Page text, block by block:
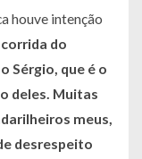
houve intenção
corrida do
Sérgio, que é o
deles. Muitas
meus,
desrespeito